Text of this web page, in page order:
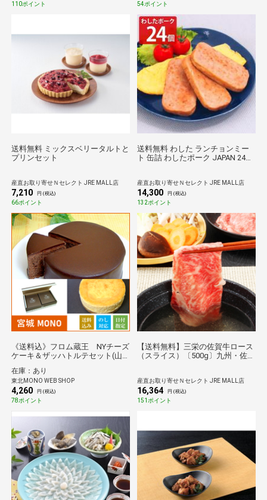
110ポイント 54ポイント
送料無料 ミックスベリータルトと
プリンセット
産直お取り寄せＮセレクト JRE MALL店
7,210 円 (税込)
66ポイント
送料無料 わした ランチョンミー
ト 缶詰 わしたポーク JAPAN 24個
配送不可】
産直お取り寄せＮセレクト JRE MALL店
14,300 円 (税込)
132ポイント
《送料込》フロム蔵王 NYチーズ
ケーキ＆ザッハトルテセット(山
在庫：あり
東北MONO WEB SHOP
4,260 円 (税込)
78ポイント
【送料無料】三栄の佐賀牛ロース
（スライス）〔500g〕九州・佐賀
産直お取り寄せＮセレクト JRE MALL店
16,364 円 (税込)
151ポイント